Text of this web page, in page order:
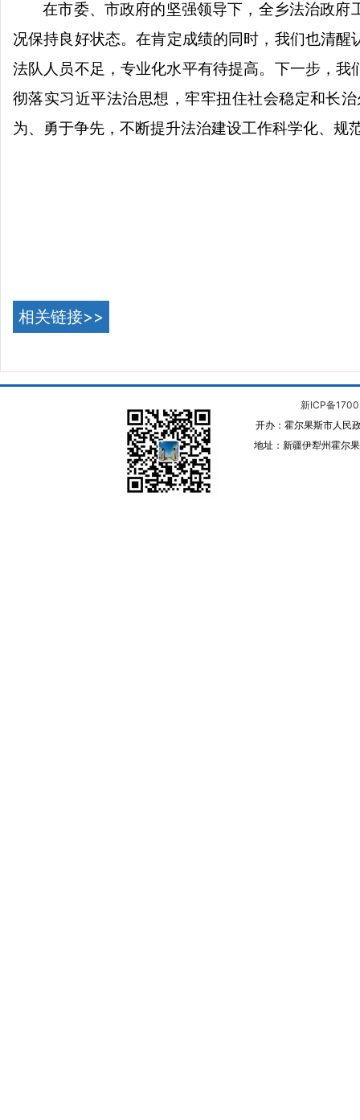
在市委、市政府的坚强领导下，全乡法治政
况保持良好状态。在肯定成绩的同时，我们也清醒
法队人员不足，专业化水平有待提高。 下一步，我
彻落实习近平法治思想，牢牢扭住社会稳定和长
为、勇于争先，不断提升法治建设工作科学化、
相关链接>>
新ICP备
开办：霍尔果斯市人民
地址：新疆伊犁州霍